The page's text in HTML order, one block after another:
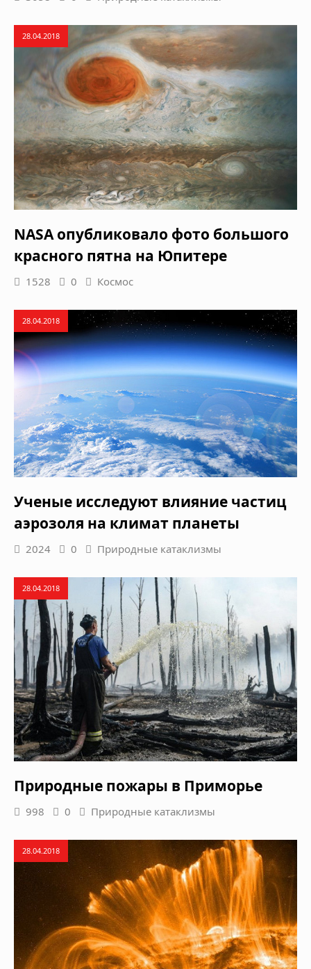
28.04.2018
NASA опубликовало фото большого
красного пятна на Юпитере
1528 0 Космос
28.04.2018
Ученые исследуют влияние частиц
аэрозоля на климат планеты
2024 0 Природные катаклизмы
28.04.2018
Природные пожары в Приморье
998 0 Природные катаклизмы
28.04.2018